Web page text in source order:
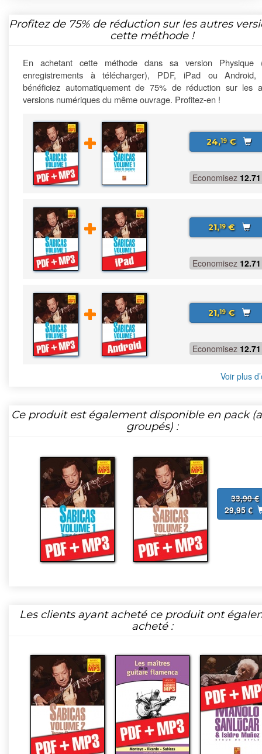
Profitez de 75%de réduction sur les autres
cette méthode !
En achetant cette méthode dans sa version Physique
enregistrements à télécharger), PDF, iPad ou Android,
bénéficiez automatiquement de 75% de réduction sur les
versions numériques du même ouvrage. Profitez-en !
24,19€
Economisez 12.71
21,19€
Economisez 12.71
21,19€
Economisez 12.71
Voir plus
Ce produit est également disponible en pack
groupés) :
33,90 €
29,95 €
Les clients ayant acheté ce produit ont
acheté :